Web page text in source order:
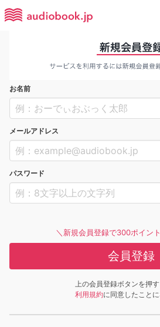
お名前
メールアドレス
パスワード
＼新規会員登録で300ポイン
会員登録
上の会員登録ボタンを押す
利用規約に同意したこと